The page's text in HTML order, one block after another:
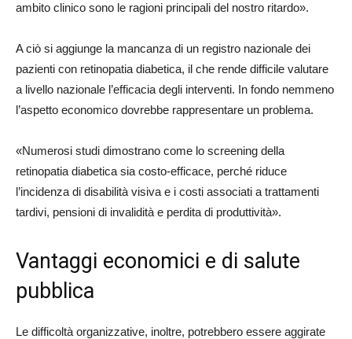
ambito clinico sono le ragioni principali del nostro ritardo».
A ciò si aggiunge la mancanza di un registro nazionale dei
pazienti con retinopatia diabetica, il che rende difficile valutare
a livello nazionale l’efficacia degli interventi. In fondo nemmeno
l’aspetto economico dovrebbe rappresentare un problema.
«Numerosi studi dimostrano come lo screening della
retinopatia diabetica sia costo-efficace, perché riduce
l’incidenza di disabilità visiva e i costi associati a trattamenti
tardivi, pensioni di invalidità e perdita di produttività».
Vantaggi economici e di salute
pubblica
Le difficoltà organizzative, inoltre, potrebbero essere aggirate